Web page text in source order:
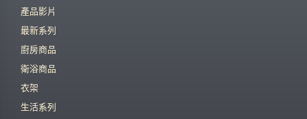
產品影片
最新系列
廚房商品
衛浴商品
衣架
生活系列